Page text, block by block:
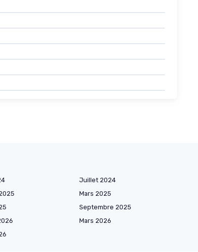
Juillet 2024
Mars 2025
Septembre 2025
Mars 2026